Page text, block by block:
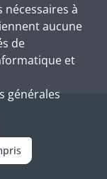
nécessaires à
aucune
de
et
générales